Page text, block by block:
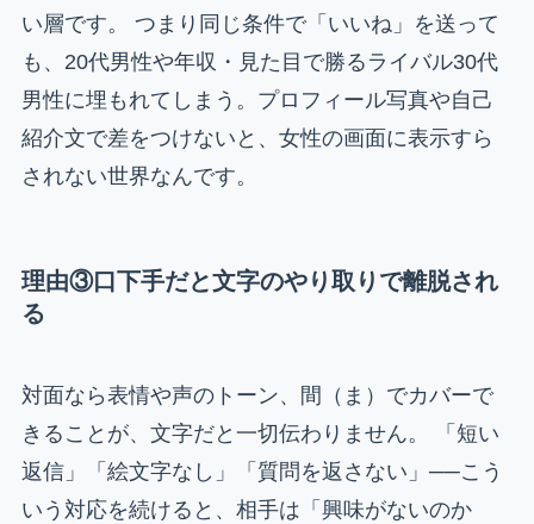
い層です。 つまり同じ条件で「いいね」を送って
も、20代男性や年収・見た目で勝るライバル30代
男性に埋もれてしまう。プロフィール写真や自己
紹介文で差をつけないと、女性の画面に表示すら
されない世界なんです。
理由③口下手だと文字のやり取りで離脱され
る
対面なら表情や声のトーン、間（ま）でカバーで
きることが、文字だと一切伝わりません。 「短い
返信」「絵文字なし」「質問を返さない」──こう
いう対応を続けると、相手は「興味がないのか